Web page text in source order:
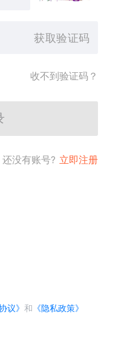
获取验证码
收不到验证码？
还没有账号? 立即注册
议》和 《隐私政策》